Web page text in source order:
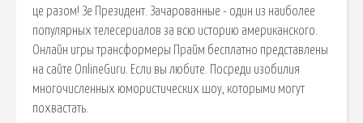
це разом! Зе Президент. Зачарованные - один из наиболее
популярных телесериалов за всю историю американского.
Онлайн игры трансформеры Прайм бесплатно представлены
на сайте OnlineGuru. Если вы любите. Посреди изобилия
многочисленных юмористических шоу, которыми могут
похвастать.